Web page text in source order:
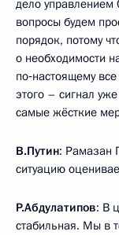
дело управлением
вопросы будем
порядок, потому
о необходимости
по‑настоящему
этого – сигнал
самые жёсткие
В.Путин: Рамазан
ситуацию
Р.Абдулатипов: В
стабильная. Мы в